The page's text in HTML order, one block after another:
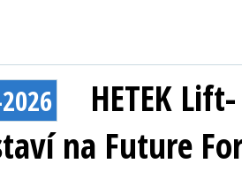
HETEK
na Future